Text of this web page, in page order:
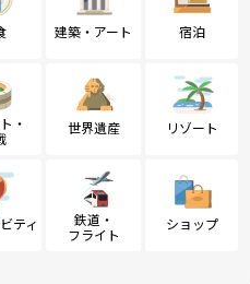
建築・アート 宿泊
・
世界遺産 リゾート
ティ
鉄道・
フライト
ショップ